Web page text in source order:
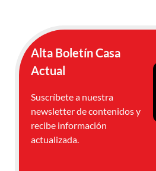
Alta Boletín Casa
Actual
Suscríbete a nuestra
newsletter de contenidos y
recibe información
actualizada.